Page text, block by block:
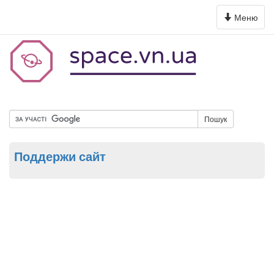
Toggle
navigation
Меню
Пошук
Поддержи сайт